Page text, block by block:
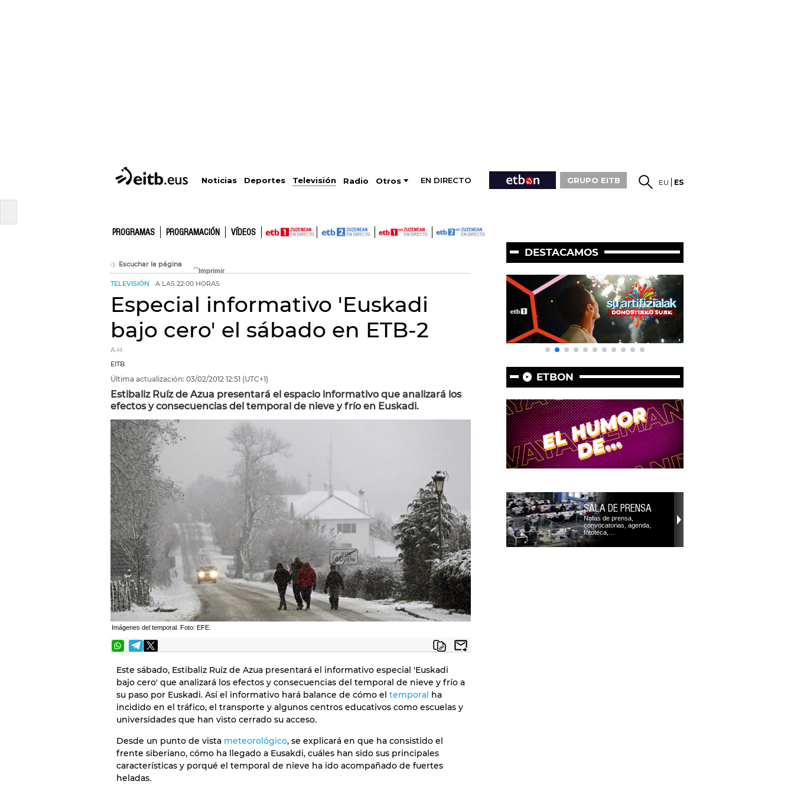
Noticias Deportes Televisión Radio Otros EN DIRECTO GRUPO EITB EU ES
PROGRAMAS PROGRAMACIÓN VÍDEOS
Escuchar la página
TELEVISIÓN A LAS 22:00 HORAS
Especial informativo 'Euskadi
bajo cero' el sábado en ETB-2
A.H.
EITB
Última actualización: 03/02/2012 12:51 (UTC+1)
Estibaliz Ruíz de Azua presentará el espacio informativo que analizará los
efectos y consecuencias del temporal de nieve y frío en Euskadi.
Imágenes del temporal. Foto: EFE.
Este sábado, Estibaliz Ruíz de Azua presentará el informativo especial 'Euskadi
bajo cero' que analizará los efectos y consecuencias del temporal de nieve y frío a
su paso por Euskadi. Así el informativo hará balance de cómo el temporal ha
incidido en el tráfico, el transporte y algunos centros educativos como escuelas y
universidades que han visto cerrado su acceso.
Desde un punto de vista meteorológico, se explicará en que ha consistido el
frente siberiano, cómo ha llegado a Eusakdi, cuáles han sido sus principales
características y porqué el temporal de nieve ha ido acompañado de fuertes
heladas.
DESTACAMOS
ETBON
SALA DE PRENSA
Notas de prensa,
convocatorias, agenda,
fototeca,…